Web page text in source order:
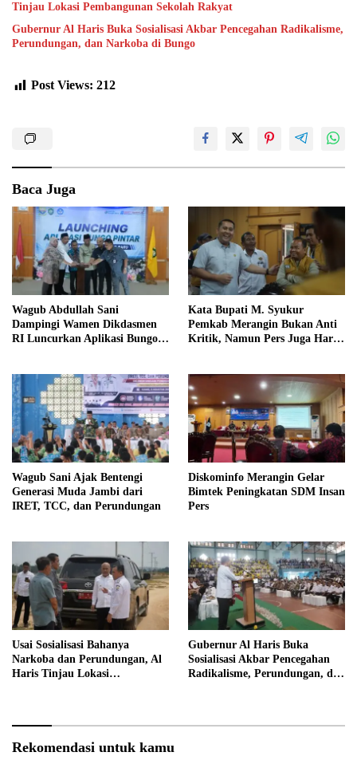
Tinjau Lokasi Pembangunan Sekolah Rakyat
Gubernur Al Haris Buka Sosialisasi Akbar Pencegahan Radikalisme,
Perundungan, dan Narkoba di Bungo
Post Views: 212
Baca Juga
Wagub Abdullah Sani
Dampingi Wamen Dikdasmen
RI Luncurkan Aplikasi Bungo
Kata Bupati M. Syukur
Pemkab Merangin Bukan Anti
Kritik, Namun Pers Juga Harus
Wagub Sani Ajak Bentengi
Generasi Muda Jambi dari
IRET, TCC, dan Perundungan
Diskominfo Merangin Gelar
Bimtek Peningkatan SDM Insan
Pers
Usai Sosialisasi Bahanya
Narkoba dan Perundungan, Al
Haris Tinjau Lokasi
Gubernur Al Haris Buka
Sosialisasi Akbar Pencegahan
Radikalisme, Perundungan, dan
Rekomendasi untuk kamu